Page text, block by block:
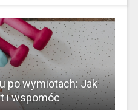
po wymiotach: Jak
i wspomóc